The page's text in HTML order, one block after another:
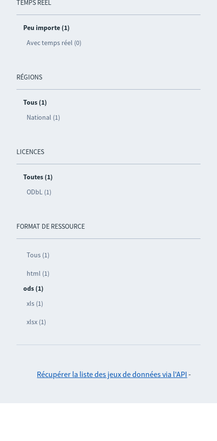
TEMPS RÉEL
Peu importe (1)
Avec temps réel (0)
RÉGIONS
Tous (1)
National (1)
LICENCES
Toutes (1)
ODbL (1)
FORMAT DE RESSOURCE
Tous (1)
html (1)
ods (1)
xls (1)
xlsx (1)
Récupérer la liste des jeux de données via l'API -